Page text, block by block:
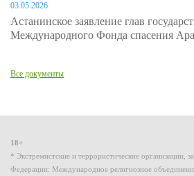
03.05.2026
Астанинское заявление глав
Международного Фонда спасения
Все документы
18+
* Экстремистские и террористические организации,
Федерации: Международное религиозное